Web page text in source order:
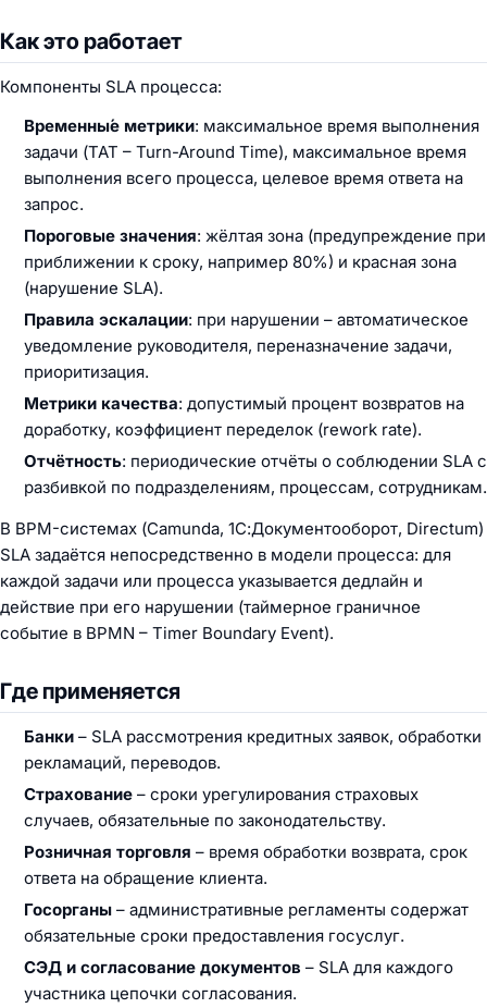
Как это работает
Компоненты SLA процесса:
Временны́е метрики: максимальное время выполнения
задачи (TAT – Turn-Around Time), максимальное время
выполнения всего процесса, целевое время ответа на
запрос.
Пороговые значения: жёлтая зона (предупреждение при
приближении к сроку, например 80%) и красная зона
(нарушение SLA).
Правила эскалации: при нарушении – автоматическое
уведомление руководителя, переназначение задачи,
приоритизация.
Метрики качества: допустимый процент возвратов на
доработку, коэффициент переделок (rework rate).
Отчётность: периодические отчёты о соблюдении SLA с
разбивкой по подразделениям, процессам, сотрудникам.
В BPM-системах (Camunda, 1С:Документооборот, Directum)
SLA задаётся непосредственно в модели процесса: для
каждой задачи или процесса указывается дедлайн и
действие при его нарушении (таймерное граничное
событие в BPMN – Timer Boundary Event).
Где применяется
Банки – SLA рассмотрения кредитных заявок, обработки
рекламаций, переводов.
Страхование – сроки урегулирования страховых
случаев, обязательные по законодательству.
Розничная торговля – время обработки возврата, срок
ответа на обращение клиента.
Госорганы – административные регламенты содержат
обязательные сроки предоставления госуслуг.
СЭД и согласование документов – SLA для каждого
участника цепочки согласования.